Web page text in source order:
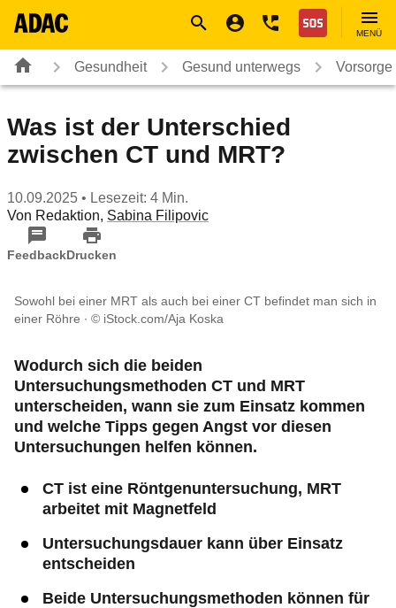
Nothilfe
MENÜ
Gesundheit Gesund unterwegs Vorsorge
Was ist der Unterschied
zwischen CT und MRT?
10.09.2025 • Lesezeit: 4 Min.
Von Redaktion, Sabina Filipovic
FeedbackDrucken
Sowohl bei einer MRT als auch bei einer CT befindet man sich in
einer Röhre
© iStock.com/Aja Koska
Wodurch sich die beiden
Untersuchungsmethoden CT und MRT
unterscheiden, wann sie zum Einsatz kommen
und welche Tipps gegen Angst vor diesen
Untersuchungen helfen können.
CT ist eine Röntgenuntersuchung, MRT
arbeitet mit Magnetfeld
Untersuchungsdauer kann über Einsatz
entscheiden
Beide Untersuchungsmethoden können für